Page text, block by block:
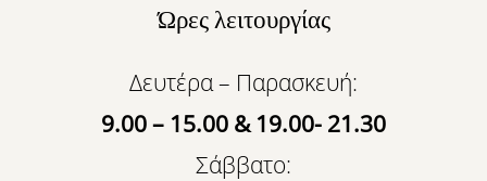
Ώρες λειτουργίας
Δευτέρα – Παρασκευή:
9.00 – 15.00 & 19.00- 21.30
Σάββατο: